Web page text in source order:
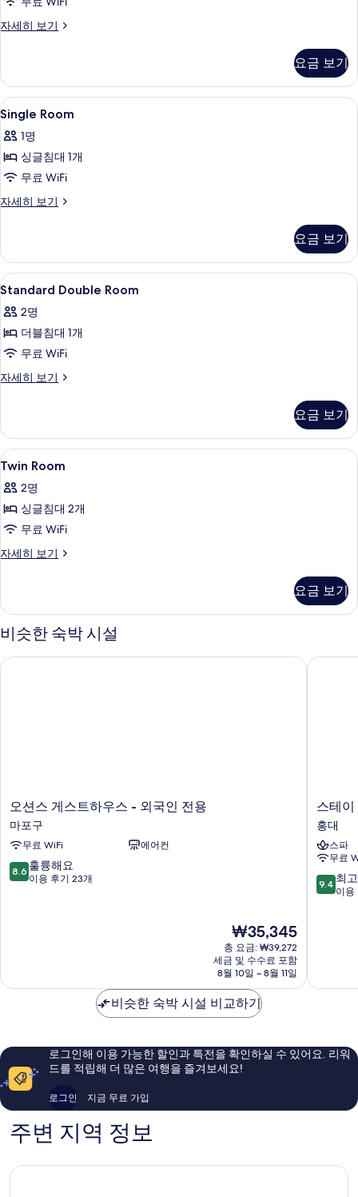
기
기
미
리,
여
성
전
용
사
진
보
기
자세히 보기
패
용
도
미
리,
여
전
용
자
보
요금 보기
Single
Room
사
진
모
두
책상, 노트북 작업 공간, 방음 설비, 무
6
Single Room
1명
싱글침대 1개
무료 WiFi
자세히 보기
Single
히
보
기
요금 보기
Standard
Double
Room
사
진
모
기
책상, 노트북 작업 공간, 방음 설비, 무
1
Standard Double Room
2명
더블침대 1개
무료 WiFi
자세히 보기
Standard
세
히
보
요금 보기
Twin
Room
사
진
모
두
책상, 노트북 작업 공간, 방음 설비, 무
2
Twin Room
2명
싱글침대 2개
무료 WiFi
자세히 보기
Twin
히
보
기
요금 보기
비슷한 숙박 시설
오
션
스
게
스
트
전
구
오션스 게스트하우스 - 외국인 전용
마포구
무료 WiFi 에어컨
10
점
해
후
기
23
개
8.6 훌륭해요
이용 후기 23개
현
재
요
금
₩35,345
₩35,345
총 요금: ₩39,272
세금 및 수수료 포함
8월 10일 ~ 8월 11일
오션스 게스트하우스 - 외국인 전용
스
테
이
패
스
포
트
대
인
전
스테
홍대
스파
무료
10
점
고
용
9.4 최
이용
스테이
비슷한 숙박 시설 비교하기
로그인해 이용 가능한 할인과 특전을 확인하실 수 있어요. 리워
드를 적립해 더 많은 여행을 즐겨보세요!
로그인 지금 무료 가입
주변 지역 정보